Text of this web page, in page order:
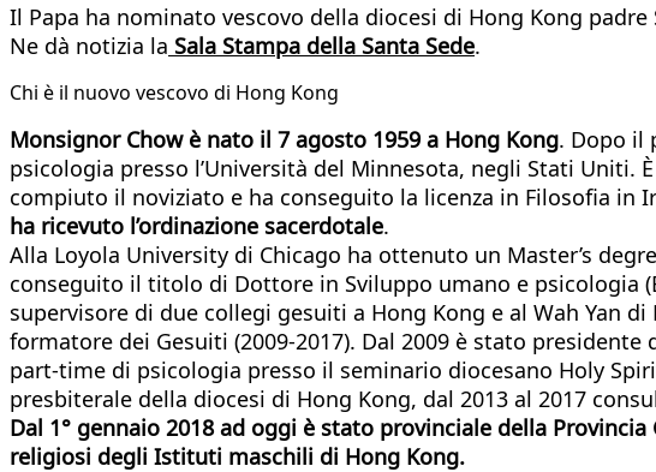
Il Papa ha nominato vescovo della diocesi di Hong Kong padre
Ne dà notizia la Sala Stampa della Santa Sede.
Chi è il nuovo vescovo di Hong Kong
Monsignor Chow è nato il 7 agosto 1959 a Hong Kong. Dopo il
psicologia presso l’Università del Minnesota, negli Stati Uniti.
compiuto il noviziato e ha conseguito la licenza in Filosofia in
ha ricevuto l’ordinazione sacerdotale.
Alla Loyola University di Chicago ha ottenuto un Master’s
conseguito il titolo di Dottore in Sviluppo umano e psicologia
supervisore di due collegi gesuiti a Hong Kong e al Wah Yan
formatore dei Gesuiti (2009-2017). Dal 2009 è stato
part-time di psicologia presso il seminario diocesano Holy
presbiterale della diocesi di Hong Kong, dal 2013 al 2017
Dal 1° gennaio 2018 ad oggi è stato provinciale della
religiosi degli Istituti maschili di Hong Kong.